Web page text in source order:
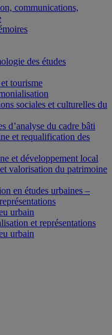
communications,
des études
tourisme
sociales et culturelles du
d’analyse du cadre bâti
et requalification des
et développement local
valorisation du patrimoine
en études urbaines –
urbain
et représentations
urbain